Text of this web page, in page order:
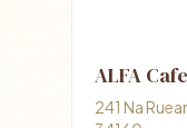
ALFA Cafe
241 Na